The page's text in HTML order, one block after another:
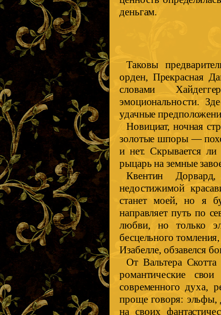
деньгам.
Таковы
орден, Прекрасная
словами
эмоциональности.
удачные
Новициат, ночная
золотые шпоры —
и нет. Скрывается
рыцарь на земные
Квентин
недостижимой
станет моей, но я
направляет путь по
любви, но только
бесцельного
Изабелле, обзавелся
От Вальтера
романтические
современного духа,
проще говоря: эльфы,
на своих